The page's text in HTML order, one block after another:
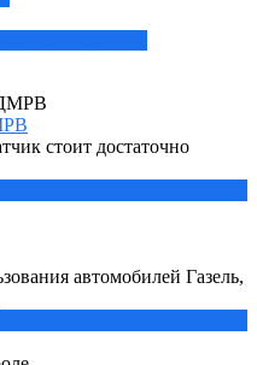
стоит достаточно
автомобилей Газель,